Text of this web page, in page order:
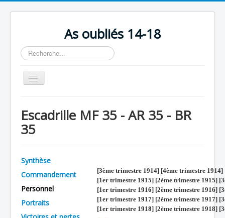
As oubliés 14-18
Rechercher
Basculer
la
Chronologie
Escadrilles
Avions
Personnels
Formation
Escadrille MF 35 - AR 35 - BR
35
Synthèse
Commandement
Personnel
Portraits
[3ème trimestre 1914] [4ème trimestre 1914]
[1er trimestre 1915] [2ème trimestre 1915]
[1er trimestre 1916] [2ème trimestre 1916]
[1er trimestre 1917] [2ème trimestre 1917]
[1er trimestre 1918] [2ème trimestre 1918]